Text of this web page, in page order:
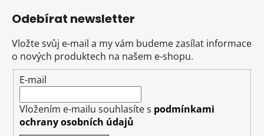
p
v
k
y
v
ý
p
i
Odebírat newsletter
Vložte svůj e-mail a my vám budeme zasílat informace
o nových produktech na našem e-shopu.
E-mail
Vložením e-mailu souhlasíte s podmínkami
ochrany osobních údajů